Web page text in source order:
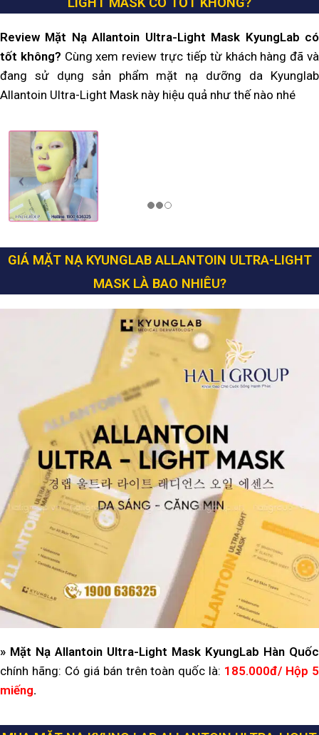
LIGHT MASK CÓ TỐT KHÔNG?
Review Mặt Nạ Allantoin Ultra-Light Mask KyungLab có
tốt không? Cùng xem review trực tiếp từ khách hàng đã và
đang sử dụng sản phẩm mặt nạ dưỡng da Kyunglab
Allantoin Ultra-Light Mask này hiệu quả như thế nào nhé
GIÁ MẶT NẠ KYUNGLAB ALLANTOIN ULTRA-LIGHT
MASK LÀ BAO NHIÊU?
» Mặt Nạ Allantoin Ultra-Light Mask KyungLab Hàn Quốc
chính hãng: Có giá bán trên toàn quốc là: 185.000đ/ Hộp 5
miếng.